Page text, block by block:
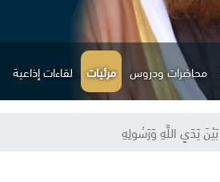
محاضرات ودروس مرئيات لقاءات إذاعية